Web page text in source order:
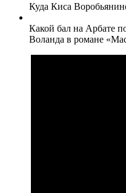
Куда Киса
Какой бал на Арбате
Воланда в романе